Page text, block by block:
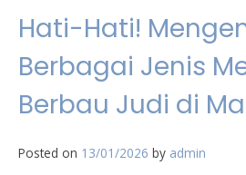
Hati-Hati!
Berbagai Jenis
Berbau Judi di
Posted on 13/01/2026 by admin